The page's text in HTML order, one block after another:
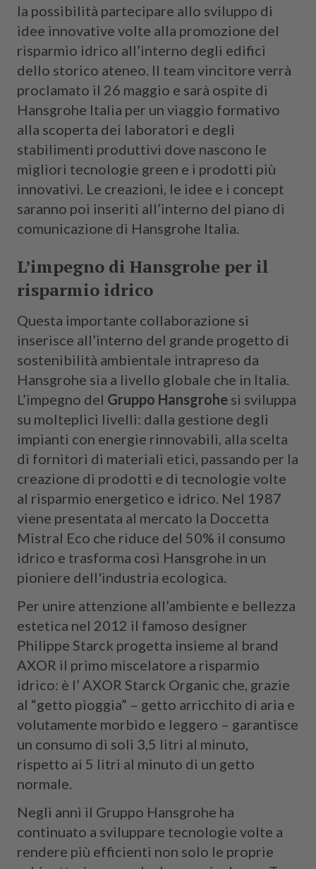
la possibilità partecipare allo sviluppo di
idee innovative volte alla promozione del
risparmio idrico all’interno degli edifici
dello storico ateneo. Il team vincitore verrà
proclamato il 26 maggio e sarà ospite di
Hansgrohe Italia per un viaggio formativo
alla scoperta dei laboratori e degli
stabilimenti produttivi dove nascono le
migliori tecnologie green e i prodotti più
innovativi. Le creazioni, le idee e i concept
saranno poi inseriti all’interno del piano di
comunicazione di Hansgrohe Italia.
L’impegno di Hansgrohe per il
risparmio idrico
Questa importante collaborazione si
inserisce all’interno del grande progetto di
sostenibilità ambientale intrapreso da
Hansgrohe sia a livello globale che in Italia.
L’impegno del Gruppo Hansgrohe si sviluppa
su molteplici livelli: dalla gestione degli
impianti con energie rinnovabili, alla scelta
di fornitori di materiali etici, passando per la
creazione di prodotti e di tecnologie volte
al risparmio energetico e idrico. Nel 1987
viene presentata al mercato la Doccetta
Mistral Eco che riduce del 50% il consumo
idrico e trasforma così Hansgrohe in un
pioniere dell'industria ecologica.
Per unire attenzione all’ambiente e bellezza
estetica nel 2012 il famoso designer
Philippe Starck progetta insieme al brand
AXOR il primo miscelatore a risparmio
idrico: è l’ AXOR Starck Organic che, grazie
al “getto pioggia” – getto arricchito di aria e
volutamente morbido e leggero – garantisce
un consumo di soli 3,5 litri al minuto,
rispetto ai 5 litri al minuto di un getto
normale.
Negli anni il Gruppo Hansgrohe ha
continuato a sviluppare tecnologie volte a
rendere più efficienti non solo le proprie